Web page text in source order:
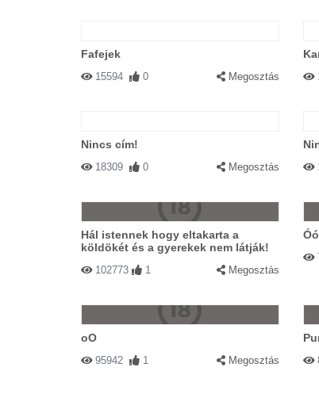
Fafejek
15594 0 Megosztás
Nincs cím!
18309 0 Megosztás
Hál istennek hogy eltakarta a
köldökét és a gyerekek nem látják!
102773 1 Megosztás
oO
95942 1 Megosztás